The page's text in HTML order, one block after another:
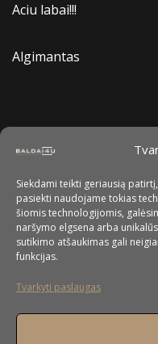
Siekdami teikti geriausią
pasiekti naudojame tokias
šiomis technologijomis,
naršymo elgsena arba
sutikimo atšaukimas gali
funkcijas.
Tvarkyti paslaugas
Aciu labai!!!
Algimantas